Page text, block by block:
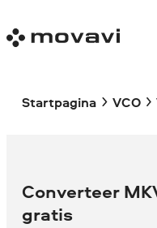
Startpagina VCO
Converteer
gratis